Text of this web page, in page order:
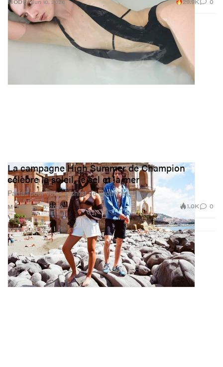
MODE Jun 10, 2026
MODE
La campagne High Summer de Champion
célèbre le soleil, le sel et la mer
Parfait pour votre wishlist de vacances.
Jun 9, 2026 1.0K 0